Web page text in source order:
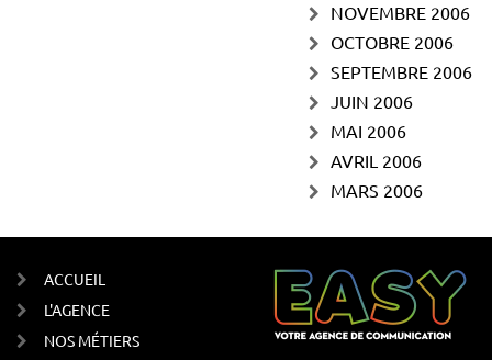
NOVEMBRE 2006
OCTOBRE 2006
SEPTEMBRE 2006
JUIN 2006
MAI 2006
AVRIL 2006
MARS 2006
ACCUEIL
L'AGENCE
NOS MÉTIERS